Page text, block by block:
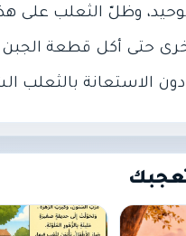
وظلّ الثعلب
حتى أكل قطعة الجبن
الاستعانة بالثعلب